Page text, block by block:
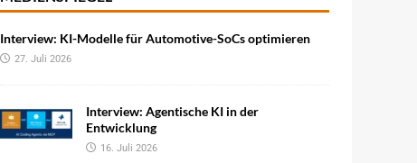
Interview: KI-Modelle für Automotive-SoCs optimieren
27. Juli 2026
Interview: Agentische KI in der
Entwicklung
16. Juli 2026